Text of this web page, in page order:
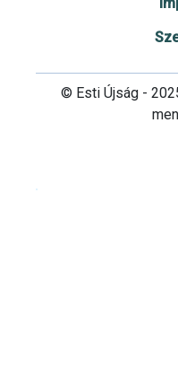
© Esti Újság -